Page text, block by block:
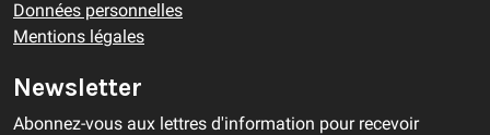
Données personnelles
Mentions légales
Newsletter
Abonnez-vous aux lettres d'information pour recevoir